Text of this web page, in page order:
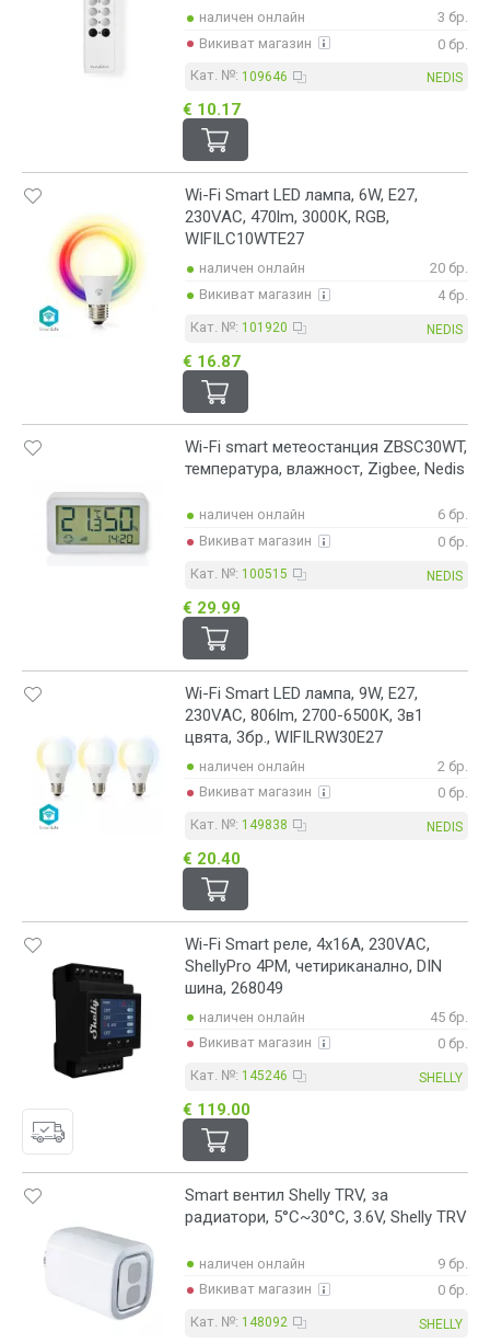
наличен онлайн
3 бр.
Викиват магазин
0 бр.
Кат. №: 109646 NEDIS
€ 10.17
Wi-Fi Smart LED лампа, 6W, E27,
230VAC, 470lm, 3000К, RGB,
WIFILC10WTE27
наличен онлайн
20 бр.
Викиват магазин
4 бр.
Кат. №: 101920 NEDIS
€ 16.87
Wi-Fi smart метеостанция ZBSC30WT,
температура, влажност, Zigbee, Nedis
наличен онлайн
6 бр.
Викиват магазин
0 бр.
Кат. №: 100515 NEDIS
€ 29.99
Wi-Fi Smart LED лампа, 9W, E27,
230VAC, 806lm, 2700-6500К, 3в1
цвята, 3бр., WIFILRW30E27
наличен онлайн
2 бр.
Викиват магазин
0 бр.
Кат. №: 149838 NEDIS
€ 20.40
Wi-Fi Smart реле, 4x16А, 230VAC,
ShellyPro 4PM, четириканално, DIN
шина, 268049
наличен онлайн
45 бр.
Викиват магазин
0 бр.
Кат. №: 145246 SHELLY
€ 119.00
Smart вентил Shelly TRV, за
радиатори, 5°C~30°C, 3.6V, Shelly TRV
наличен онлайн
9 бр.
Викиват магазин
0 бр.
Кат. №: 148092 SHELLY